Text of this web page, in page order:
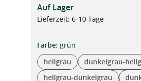
Auf Lager
Lieferzeit: 6-10 Tage
Farbeauswählen
:grün
hellgrau
dunkelgrau-
hellgrau-dunkelgrau